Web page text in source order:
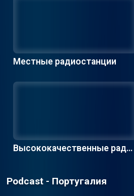
Местные радиостанции
Высококачественные радио
Podcast - Португалия